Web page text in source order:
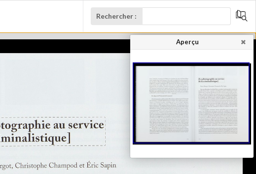
Rechercher :
Aperçu